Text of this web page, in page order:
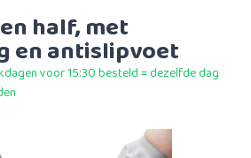
half, met
en antislipvoet
voor 15:30 besteld = dezelfde dag